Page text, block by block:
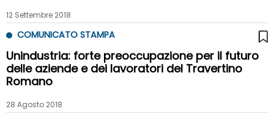
12 Settembre 2018
COMUNICATO STAMPA
Unindustria: forte preoccupazione per il futuro
delle aziende e dei lavoratori del Travertino
Romano
28 Agosto 2018